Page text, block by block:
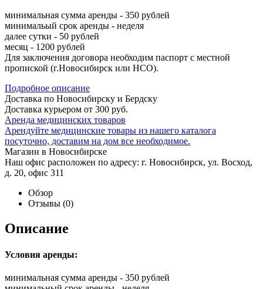
минимальная сумма аренды - 350 рублей
минимальый срок аренды - неделя
далее сутки - 50 рублей
месяц - 1200 рублей
Для заключения договора необходим паспорт с местной
пропиской (г.Новосибирск или НСО).
Подробное описание
Доставка по Новосибирску и Бердску
Доставка курьером от 300 руб.
Аренда медицинских товаров
Арендуйте медицинские товары из нашего каталога
посуточно, доставим на дом все необходимое.
Магазин в Новосибирске
Наш офис расположен по адресу: г. Новосибирск, ул. Восход,
д. 20, офис 311
Обзор
Отзывы (0)
Описание
Условия аренды:
минимальная сумма аренды - 350 рублей